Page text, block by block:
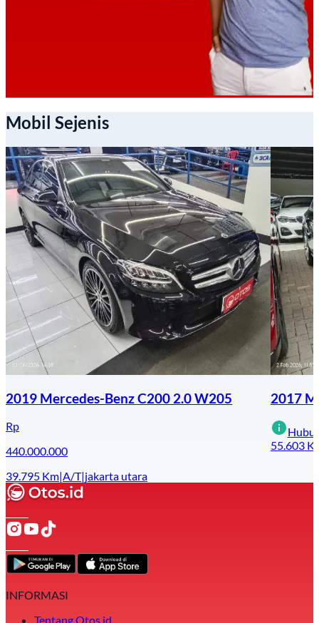
Mobil Sejenis
2019 Mercedes-Benz C200 2.0 W205
Rp
440.000.000
39.795 Km|A/T|jakarta utara
2017
55.603
INFORMASI
Tentang Otos.id